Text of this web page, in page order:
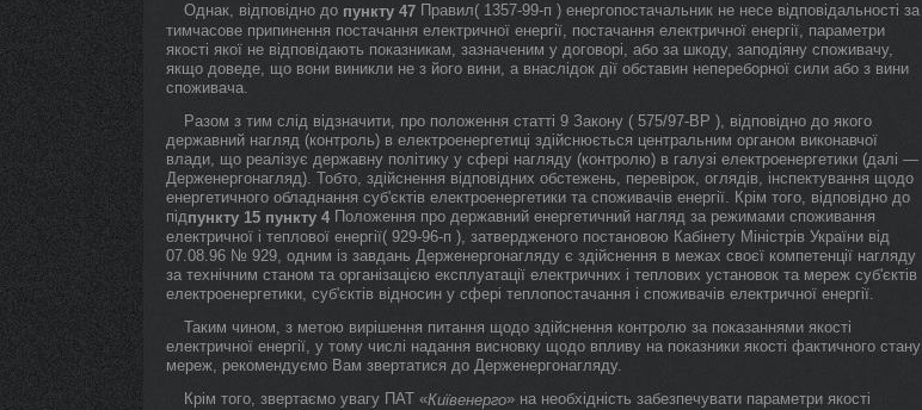
Однак, відповідно до пункту 47 Правил( 1357-99-п ) енергопостачальник не несе відповідальності за
тимчасове припинення постачання електричної енергії, постачання електричної енергії, параметри
якості якої не відповідають показникам, зазначеним у договорі, або за шкоду, заподіяну споживачу,
якщо доведе, що вони виникли не з його вини, а внаслідок дії обставин непереборної сили або з вини
споживача.
Разом з тим слід відзначити, про положення статті 9 Закону ( 575/97-ВР ), відповідно до якого
державний нагляд (контроль) в електроенергетиці здійснюється центральним органом виконавчої
влади, що реалізує державну політику у сфері нагляду (контролю) в галузі електроенергетики (далі —
Держенергонагляд). Тобто, здійснення відповідних обстежень, перевірок, оглядів, інспектування щодо
енергетичного обладнання суб'єктів електроенергетики та споживачів енергії. Крім того, відповідно до
підпункту 15 пункту 4 Положення про державний енергетичний нагляд за режимами споживання
електричної і теплової енергії( 929-96-п ), затвердженого постановою Кабінету Міністрів України від
07.08.96 № 929, одним із завдань Держенергонагляду є здійснення в межах своєї компетенції нагляду
за технічним станом та організацією експлуатації електричних і теплових установок та мереж суб'єктів
електроенергетики, суб'єктів відносин у сфері теплопостачання і споживачів електричної енергії.
Таким чином, з метою вирішення питання щодо здійснення контролю за показаннями якості
електричної енергії, у тому числі надання висновку щодо впливу на показники якості фактичного стану
мереж, рекомендуємо Вам звертатися до Держенергонагляду.
Крім того, звертаємо увагу ПАТ «Київенерго» на необхідність забезпечувати параметри якості